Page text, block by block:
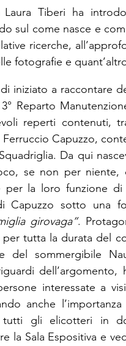
Laura Tiberi ha
sul come nasce e
ricerche,
fotografie e
iniziato a raccontare
Reparto
reperti contenuti,
Ferruccio Capuzzo,
Da qui
se non per niente,
per la loro funzione
Capuzzo sotto una
girovaga”.
tutta la durata del
del sommergibile
interessate a
anche
gli elicotteri in
la Sala Espositiva e